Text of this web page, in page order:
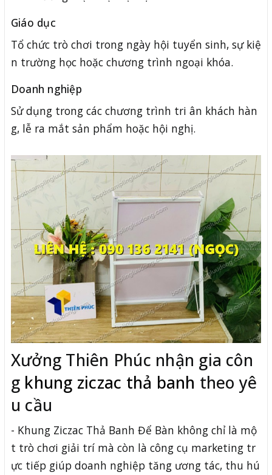
Giáo dục
Tổ chức trò chơi trong ngày hội tuyển sinh, sự kiệ
n trường học hoặc chương trình ngoại khóa.
Doanh nghiệp
Sử dụng trong các chương trình tri ân khách hàn
g, lễ ra mắt sản phẩm hoặc hội nghị.
Xưởng Thiên Phúc nhận gia côn
g khung ziczac thả banh theo yê
u cầu
- Khung Ziczac Thả Banh Để Bàn không chỉ là mộ
t trò chơi giải trí mà còn là công cụ marketing tr
ực tiếp giúp doanh nghiệp tăng ương tác, thu hú